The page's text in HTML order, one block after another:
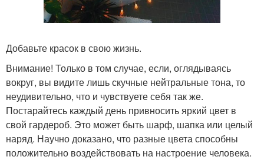
Добавьте красок в свою жизнь.
Внимание! Только в том случае, если, оглядываясь
вокруг, вы видите лишь скучные нейтральные тона, то
неудивительно, что и чувствуете себя так же.
Постарайтесь каждый день привносить яркий цвет в
свой гардероб. Это может быть шарф, шапка или целый
наряд. Научно доказано, что разные цвета способны
положительно воздействовать на настроение человека.